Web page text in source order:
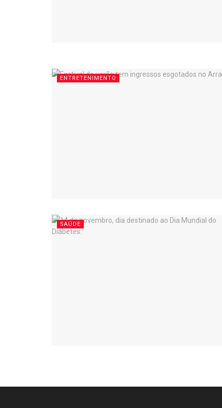
ENTRETENIMENTO
SAÚDE